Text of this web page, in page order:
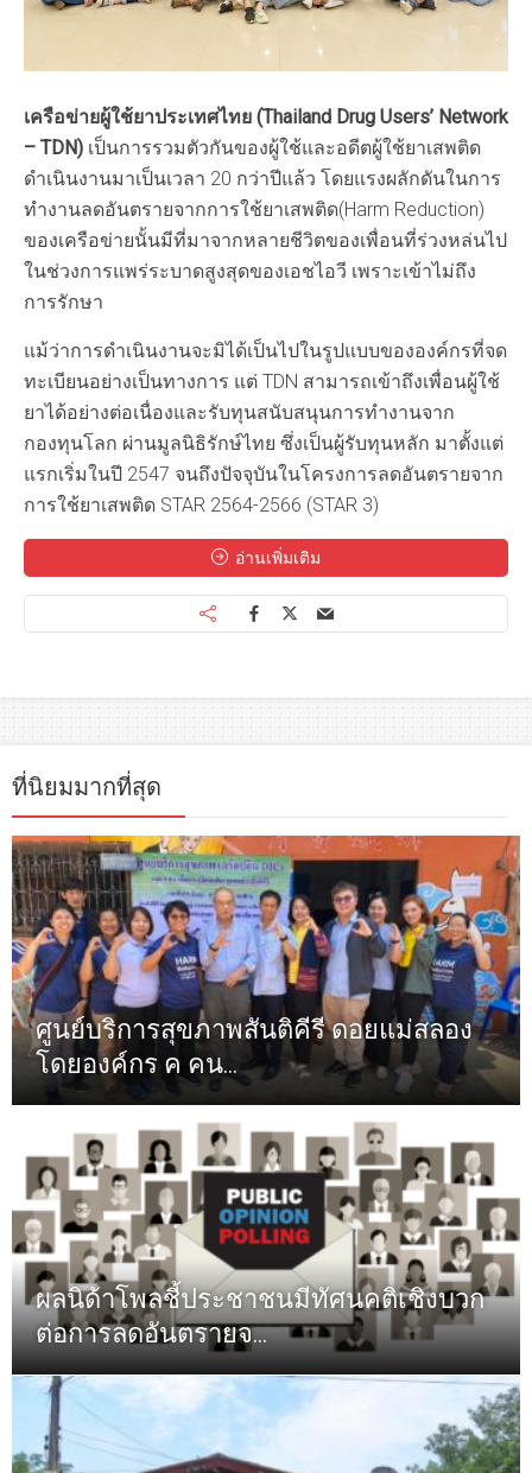
เครือข่ายผู้ใช้ยาประเทศไทย (Thailand Drug Users’ Network
– TDN) เป็นการรวมตัวกันของผู้ใช้และอดีตผู้ใช้ยาเสพติด
ดำเนินงานมาเป็นเวลา 20 กว่าปีแล้ว โดยแรงผลักดันในการ
ทำงานลดอันตรายจากการใช้ยาเสพติด(Harm Reduction)
ของเครือข่ายนั้นมีที่มาจากหลายชีวิตของเพื่อนที่ร่วงหล่นไป
ในช่วงการแพร่ระบาดสูงสุดของเอชไอวี เพราะเข้าไม่ถึง
การรักษา
แม้ว่าการดำเนินงานจะมิได้เป็นไปในรูปแบบขององค์กรที่จด
ทะเบียนอย่างเป็นทางการ แต่ TDN สามารถเข้าถึงเพื่อนผู้ใช้
ยาได้อย่างต่อเนื่องและรับทุนสนับสนุนการทำงานจาก
กองทุนโลก ผ่านมูลนิธิรักษ์ไทย ซึ่งเป็นผู้รับทุนหลัก มาตั้งแต่
แรกเริ่มในปี 2547 จนถึงปัจจุบันในโครงการลดอันตรายจาก
การใช้ยาเสพติด STAR 2564-2566 (STAR 3)
อ่านเพิ่มเติม
ที่นิยมมากที่สุด
ศูนย์บริการสุขภาพสันติคีรี ดอยแม่สลอง
โดยองค์กร ค คน...
ผลนิด้าโพลชี้ประชาชนมีทัศนคติเชิงบวก
ต่อการลดอันตรายจ...